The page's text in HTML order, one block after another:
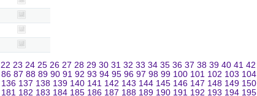
22 23 24 25 26 27 28 29 30 31 32 33 34 35 36 37 38 39 40 41 42
86 87 88 89 90 91 92 93 94 95 96 97 98 99 100 101 102 103 104
136 137 138 139 140 141 142 143 144 145 146 147 148 149 150
181 182 183 184 185 186 187 188 189 190 191 192 193 194 195